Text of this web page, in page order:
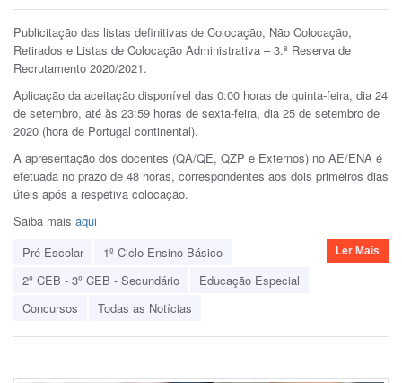
Publicitação das listas definitivas de Colocação, Não Colocação,
Retirados e Listas de Colocação Administrativa – 3.ª Reserva de
Recrutamento 2020/2021.
Aplicação da aceitação disponível das 0:00 horas de quinta-feira, dia 24
de setembro, até às 23:59 horas de sexta-feira, dia 25 de setembro de
2020 (hora de Portugal continental).
A apresentação dos docentes (QA/QE, QZP e Externos) no AE/ENA é
efetuada no prazo de 48 horas, correspondentes aos dois primeiros dias
úteis após a respetiva colocação.
Saiba mais aqui
Pré-Escolar
1º Ciclo Ensino Básico
2º CEB - 3º CEB - Secundário
Educação Especial
Concursos
Todas as Notícias
Ler Mais